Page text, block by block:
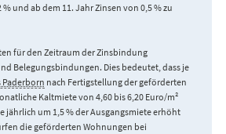
und ab dem 11. Jahr Zinsen von 0,5 % zu
für den Zeitraum der Zinsbindung
Belegungsbindungen. Dies bedeutet, dass je
Paderborn nach Fertigstellung der geförderten
Kaltmiete von 4,60 bis 6,20 Euro/m²
jährlich um 1,5 % der Ausgangsmiete erhöht
die geförderten Wohnungen bei